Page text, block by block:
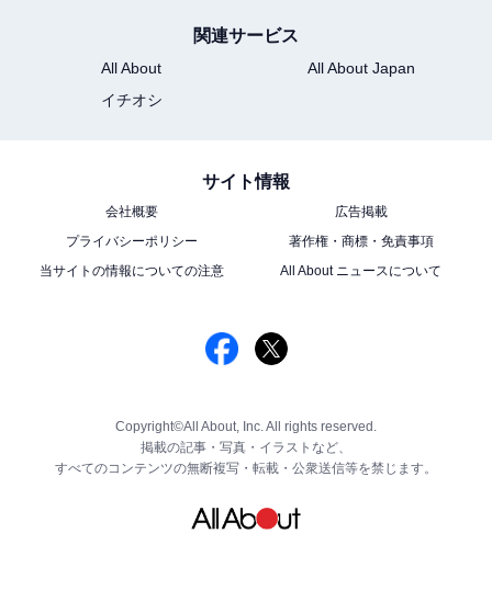
関連サービス
All About
All About Japan
イチオシ
サイト情報
会社概要
広告掲載
プライバシーポリシー
著作権・商標・免責事項
当サイトの情報についての注意
All About ニュースについて
Copyright©All About, Inc. All rights reserved.
掲載の記事・写真・イラストなど、
すべてのコンテンツの無断複写・転載・公衆送信等を禁じます。